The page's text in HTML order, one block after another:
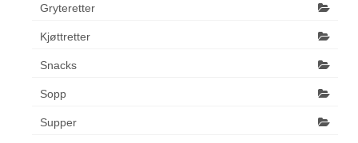
Gryteretter
Kjøttretter
Snacks
Sopp
Supper